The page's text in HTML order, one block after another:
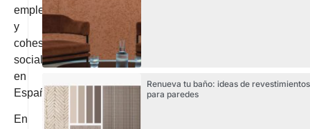
empleo
y
cohesión
social
en
España.
En
Renueva tu baño: ideas de revestimientos
para paredes